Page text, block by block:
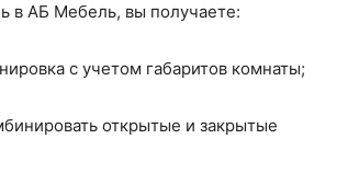
в АБ Мебель, вы получаете:
с учетом габаритов комнаты;
открытые и закрытые